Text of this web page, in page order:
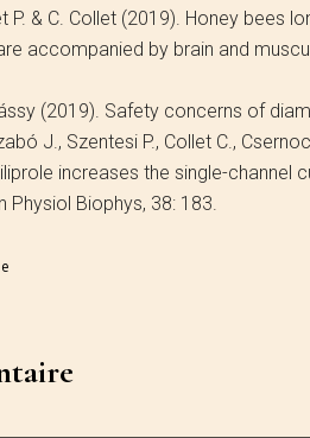
P. & C. Collet (2019). Honey
accompanied by brain and
(2019). Safety concerns of
J., Szentesi P., Collet C.,
increases the single-channel
Biophys, 38: 183.